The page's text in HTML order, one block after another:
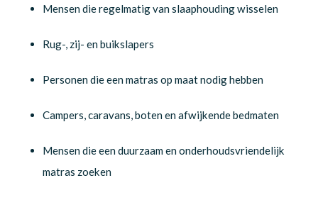
Mensen die regelmatig van slaaphouding wisselen
Rug-, zij- en buikslapers
Personen die een matras op maat nodig hebben
Campers, caravans, boten en afwijkende bedmaten
Mensen die een duurzaam en onderhoudsvriendelijk
matras zoeken